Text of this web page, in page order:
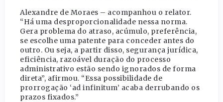
Alexandre de Moraes – acompanhou o relator.
“Há uma desproporcionalidade nessa norma.
Gera problema do atraso, acúmulo, preferência,
se escolhe uma patente para conceder antes do
outro. Ou seja, a partir disso, segurança jurídica,
eficiência, razoável duração do processo
administrativo estão sendo ignorados de forma
direta”, afirmou. “Essa possibilidade de
prorrogação ‘ad infinitum’ acaba derrubando os
prazos fixados.”